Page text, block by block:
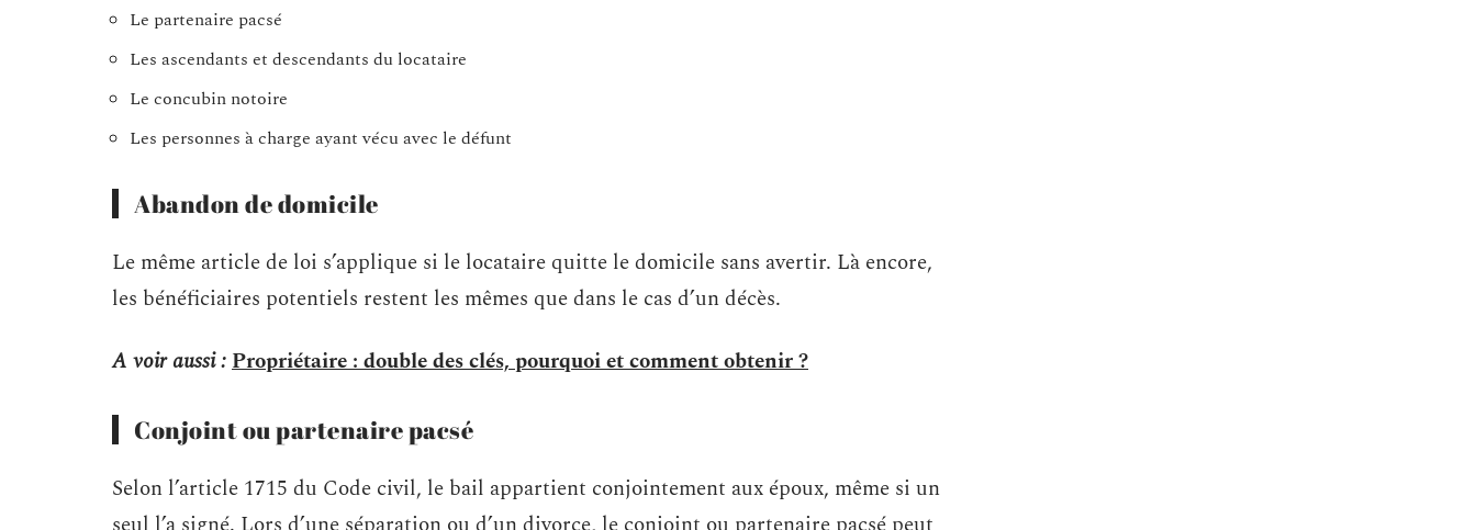
Le partenaire pacsé
Les ascendants et descendants du locataire
Le concubin notoire
Les personnes à charge ayant vécu avec le défunt
Abandon de domicile
Le même article de loi s’applique si le locataire quitte le domicile sans avertir. Là encore,
les bénéficiaires potentiels restent les mêmes que dans le cas d’un décès.
A voir aussi :Propriétaire : double des clés, pourquoi et comment obtenir ?
Conjoint ou partenaire pacsé
Selon l’article 1715 du Code civil, le bail appartient conjointement aux époux, même si un